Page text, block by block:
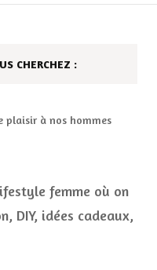
CHERCHEZ :
plaisir à nos hommes
femme où on
DIY, idées cadeaux,